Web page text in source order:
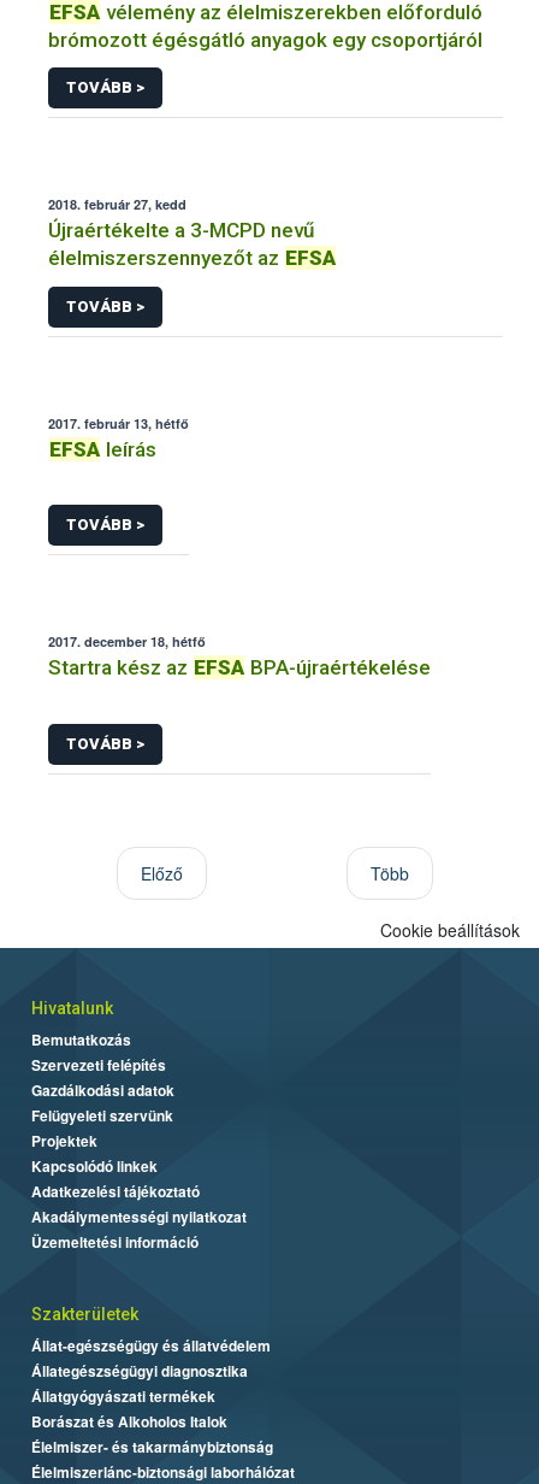
EFSA vélemény az élelmiszerekben előforduló
brómozott égésgátló anyagok egy csoportjáról
TOVÁBB >
2018. február 27, kedd
Újraértékelte a 3-MCPD nevű
élelmiszerszennyezőt az EFSA
TOVÁBB >
2017. február 13, hétfő
EFSA leírás
TOVÁBB >
2017. december 18, hétfő
Startra kész az EFSA BPA-újraértékelése
TOVÁBB >
Előző Több
Cookie beállítások
Hivatalunk
Bemutatkozás
Szervezeti felépítés
Gazdálkodási adatok
Felügyeleti szervünk
Projektek
Kapcsolódó linkek
Adatkezelési tájékoztató
Akadálymentességi nyilatkozat
Üzemeltetési információ
Szakterületek
Állat-egészségügy és állatvédelem
Állategészségügyi diagnosztika
Állatgyógyászati termékek
Borászat és Alkoholos Italok
Élelmiszer- és takarmánybiztonság
Élelmiszerlánc-biztonsági laborhálózat